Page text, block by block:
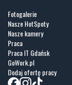
Fotogalerie
Nasze HotSpoty
Nasze kamery
Praca
Praca IT Gdańsk
GoWork.pl
Dodaj ofertę pracy